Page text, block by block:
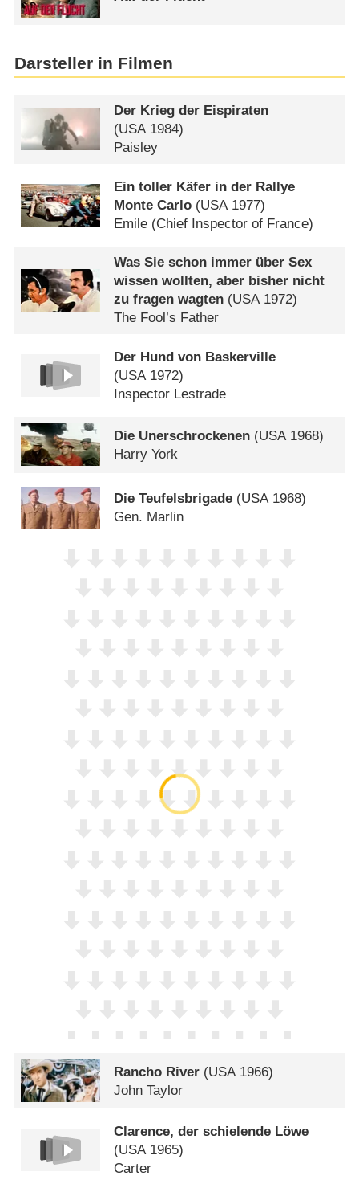
Darsteller in Filmen
Der Krieg der Eispiraten
(USA1984)
Paisley
Ein toller Käfer in der Rallye
Monte Carlo (USA1977)
Emile (Chief Inspector of France)
Was Sie schon immer über Sex
wissen wollten, aber bisher nicht
zu fragen wagten (USA1972)
The Fool’s Father
Der Hund von Baskerville
(USA1972)
Inspector Lestrade
Die Unerschrockenen (USA 1968)
Harry York
Die Teufelsbrigade (USA1968)
Gen. Marlin
Rancho River (USA 1966)
John Taylor
Clarence, der schielende Löwe
(USA1965)
Carter